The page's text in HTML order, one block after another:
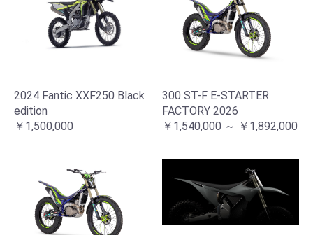
2024 Fantic XXF250 Black
edition
￥1,500,000
300 ST-F E-STARTER
FACTORY 2026
￥1,540,000 ～ ￥1,892,000